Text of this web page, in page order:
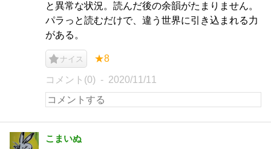
と異常な状況。読んだ後の余韻がたまりません。
パラっと読むだけで、違う世界に引き込まれる力
がある。
ナイス ★8
コメント(0) 2020/11/11
こまいぬ